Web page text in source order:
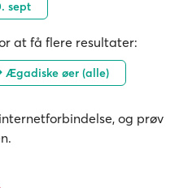
sept
at få flere resultater:
Ægadiske øer (alle)
og prøv